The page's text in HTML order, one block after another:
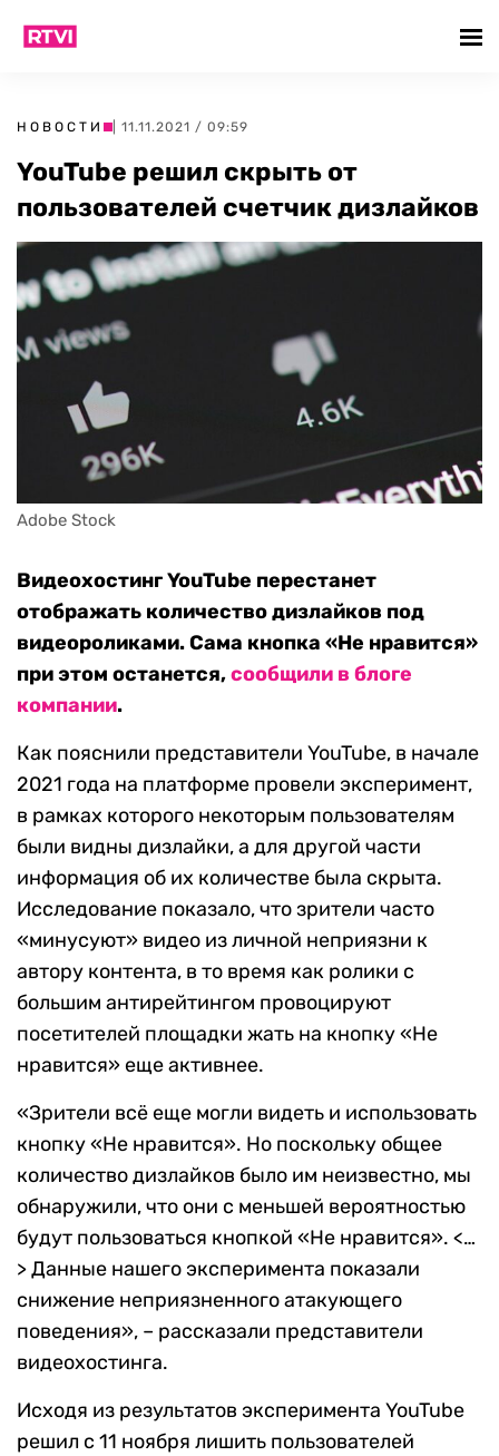
НОВОСТИ | 11.11.2021 / 09:59
YouTube решил скрыть от
пользователей счетчик дизлайков
Adobe Stock
Видеохостинг YouTube перестанет
отображать количество дизлайков под
видеороликами. Сама кнопка «Не нравится»
при этом останется,сообщили в блоге
компании.
Как пояснили представители YouTube, в начале
2021 года на платформе провели эксперимент,
в рамках которого некоторым пользователям
были видны дизлайки, а для другой части
информация об их количестве была скрыта.
Исследование показало, что зрители часто
«минусуют» видео из личной неприязни к
автору контента, в то время как ролики с
большим антирейтингом провоцируют
посетителей площадки жать на кнопку «Не
нравится» еще активнее.
«Зрители всё еще могли видеть и использовать
кнопку «Не нравится». Но поскольку общее
количество дизлайков было им неизвестно, мы
обнаружили, что они с меньшей вероятностью
будут пользоваться кнопкой «Не нравится». <…
> Данные нашего эксперимента показали
снижение неприязненного атакующего
поведения», – рассказали представители
видеохостинга.
Исходя из результатов эксперимента YouTube
решил с 11 ноября лишить пользователей